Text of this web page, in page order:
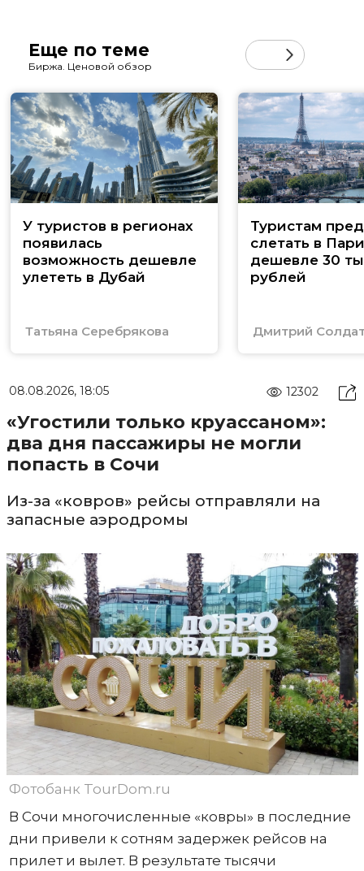
Еще по теме
Биржа. Ценовой обзор
У туристов в регионах
появилась
возможность дешевле
улететь в Дубай
Татьяна Серебрякова
Туристам
слетать в
дешевле 30
рублей
Дмитрий
08.08.2026, 18:05 12302
«Угостили только круассаном»:
два дня пассажиры не могли
попасть в Сочи
Из-за «ковров» рейсы отправляли на
запасные аэродромы
Фотобанк TourDom.ru
В Сочи многочисленные «ковры» в последние
дни привели к сотням задержек рейсов на
прилет и вылет. В результате тысячи